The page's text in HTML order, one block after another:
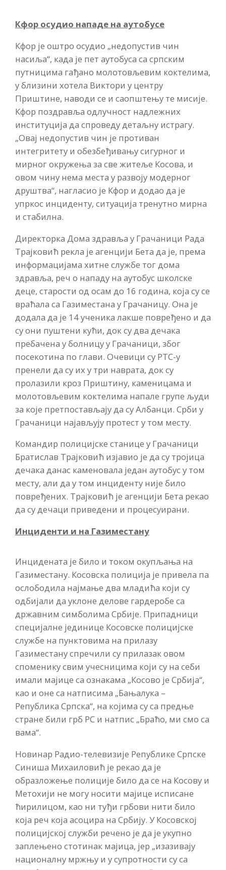
Кфор осудио нападе на аутобусе
Кфор је оштро осудио „недопустив чин
насиља“, када је пет аутобуса са српским
путницима гађано молотовљевим коктелима,
у близини хотела Виктори у центру
Приштине, наводи се и саопштењу те мисије.
Кфор поздравља одлучност надлежних
институција да спроведу детаљну истрагу.
„Овај недопустив чин је противан
интегритету и обезбеђивању сигурног и
мирног окружења за све житеље Косова, и
овом чину нема места у развоју модерног
друштва“, нагласио је Кфор и додао да је
упркос инциденту, ситуација тренутно мирна
и стабилна.
Директорка Дома здравља у Грачаници Рада
Трајковић рекла је агенцији Бета да је, према
информацијама хитне службе тог дома
здравља, реч о нападу на аутобус школске
деце, старости од осам до 16 година, која су се
враћала са Газиместана у Грачаницу. Она је
додала да је 14 ученика лакше повређено и да
су они пуштени кући, док су два дечака
пребачена у болницу у Грачаници, због
посекотина по глави. Очевици су РТС-у
пренели да су их у три наврата, док су
пролазили кроз Приштину, каменицама и
молотовљевим коктелима напале групе људи
за које претпостављају да су Албанци. Срби у
Грачаници најављују протест у том месту.
Командир полицијске станице у Грачаници
Братислав Трајковић изјавио је да су тројица
дечака данас каменовала један аутобус у том
месту, али да у том инциденту није било
повређених. Трајковић је агенцији Бета рекао
да су дечаци приведени и процесуирани.
Инциденти и на Газиместану
Инцидената је било и током окупљања на
Газиместану. Косовска полиција је привела па
ослободила најмање два младића који су
одбијали да уклоне делове гардеробе са
државним симболима Србије. Припадници
специјалне јединице Косовске полицијске
службе на пунктовима на прилазу
Газиместану спречили су прилазак овом
споменику свим учесницима који су на себи
имали мајице са ознакама „Косово је Србија“,
као и оне са натписима „Бањалука –
Република Српска“, на којима су са предње
стране били грб РС и натпис „Браћо, ми смо са
вама“.
Новинар Радио-телевизије Републике Српске
Синиша Михаиловић је рекао да је
образложење полиције било да се на Косову и
Метохији не могу носити мајице исписане
ћирилицом, као ни туђи грбови нити било
која реч која асоцира на Србију. У Косовској
полицијској служби речено је да је укупно
заплењено стотинак мајица, јер „изазивају
националну мржњу и у супротности су са